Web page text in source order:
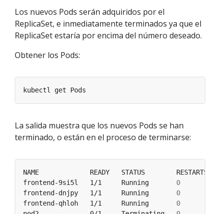
Los nuevos Pods serán adquiridos por el
ReplicaSet, e inmediatamente terminados ya que el
ReplicaSet estaría por encima del número deseado.
Obtener los Pods:
La salida muestra que los nuevos Pods se han
terminado, o están en el proceso de terminarse:
frontend-9si5l   1/1     Running 0
frontend-dnjpy   1/1     Running 0
frontend-qhloh   1/1     Running 0